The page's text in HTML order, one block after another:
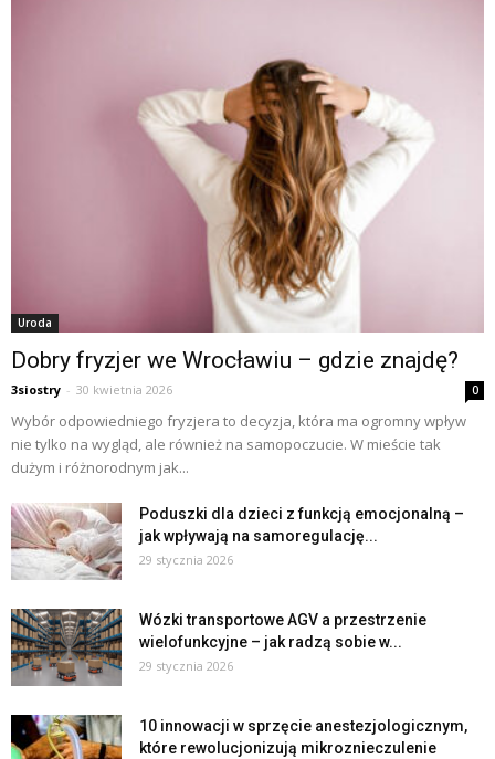
Uroda
Dobry fryzjer we Wrocławiu – gdzie znajdę?
3siostry - 30 kwietnia 2026 0
Wybór odpowiedniego fryzjera to decyzja, która ma ogromny wpływ
nie tylko na wygląd, ale również na samopoczucie. W mieście tak
dużym i różnorodnym jak...
Poduszki dla dzieci z funkcją emocjonalną –
jak wpływają na samoregulację...
29 stycznia 2026
Wózki transportowe AGV a przestrzenie
wielofunkcyjne – jak radzą sobie w...
29 stycznia 2026
10 innowacji w sprzęcie anestezjologicznym,
które rewolucjonizują mikroznieczulenie